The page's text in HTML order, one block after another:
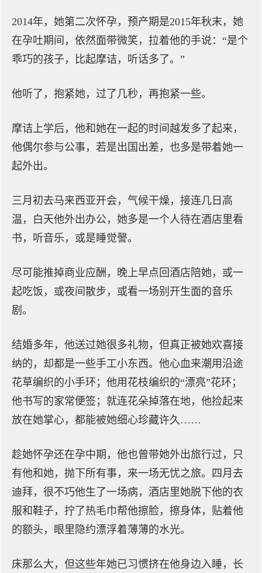
2014年，她第二次怀孕，预产期是2015年秋末，她
在孕吐期间，依然面带微笑，拉着他的手说：“是个
乖巧的孩子，比起摩诘，听话多了。”
他听了，抱紧她，过了几秒，再抱紧一些。
摩诘上学后，他和她在一起的时间越发多了起来，
他偶尔参与公事，若是出国出差，也多是带着她一
起外出。
三月初去马来西亚开会，气候干燥，接连几日高
温，白天他外出办公，她多是一个人待在酒店里看
书，听音乐，或是睡觉謦。
尽可能推掉商业应酬，晚上早点回酒店陪她，或一
起吃饭，或夜间散步，或看一场别开生面的音乐
剧。
结婚多年，他送过她很多礼物，但真正被她欢喜接
纳的，却都是一些手工小东西。他心血来潮用沿途
花草编织的小手环；他用花枝编织的“漂亮”花环；
他书写的家常便签；就连花朵掉落在地，他捡起来
放在她掌心，都能被她细心珍藏许久……
趁她怀孕还在孕中期，他也曾带她外出旅行过，只
有他和她，抛下所有事，来一场无忧之旅。四月去
迪拜，很不巧他生了一场病，酒店里她脱下他的衣
服和鞋子，拧了热毛巾帮他擦脸，擦身体，贴着他
的额头，眼里隐约漂浮着薄薄的水光。
床那么大，但这些年她已习惯挤在他身边入睡，长